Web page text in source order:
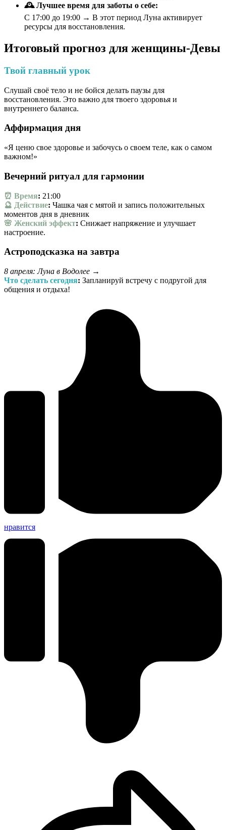
🕰 Лучшее время для заботы о себе:
С 17:00 до 19:00 → В этот период Луна активирует
ресурсы для восстановления.
Итоговый прогноз для женщины-Девы
Твой главный урок
Слушай своё тело и не бойся делать паузы для
восстановления. Это важно для твоего здоровья и
внутреннего баланса.
Аффирмация дня
«Я ценю свое здоровье и забочусь о своем теле, как о самом
важном!»
Вечерний ритуал для гармонии
⏰ Время: 21:00
🔮 Действие: Чашка чая с мятой и запись положительных
моментов дня в дневник
🌸 Женский эффект: Снижает напряжение и улучшает
настроение.
Астроподсказка на завтра
8 апреля: Луна в Водолее →
Что сделать сегодня: Запланируй встречу с подругой для
общения и отдыха!
нравится